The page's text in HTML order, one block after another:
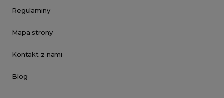
Regulaminy
Mapa strony
Kontakt z nami
Blog